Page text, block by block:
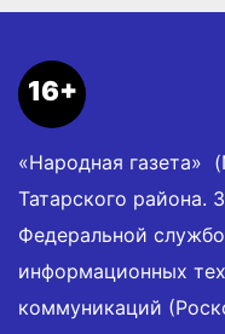
16+
«Народная газета»
Татарского района.
Федеральной
информационных
коммуникаций